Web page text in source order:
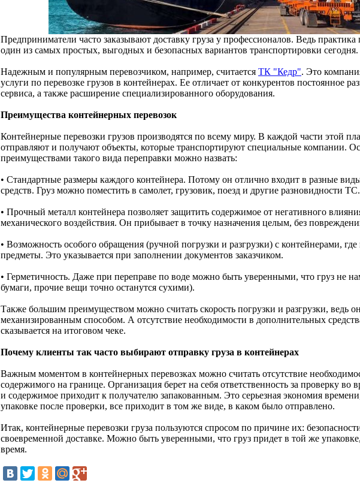
Предприниматели часто заказывают доставку груза у профессионалов. Ведь практика
один из самых простых, выгодных и безопасных вариантов транспортировки сегодня.
Надежным и популярным перевозчиком, например, считается ТК "Кедр". Это
услуги по перевозке грузов в контейнерах. Ее отличает от конкурентов постоянное
сервиса, а также расширение специализированного оборудования.
Преимущества контейнерных перевозок
Контейнерные перевозки грузов производятся по всему миру. В каждой части этой
отправляют и получают объекты, которые транспортируют специальные компании.
преимуществами такого вида переправки можно назвать:
• Стандартные размеры каждого контейнера. Потому он отлично входит в разные
средств. Груз можно поместить в самолет, грузовик, поезд и другие разновидности ТС.
• Прочный металл контейнера позволяет защитить содержимое от негативного
механического воздействия. Он прибывает в точку назначения целым, без
• Возможность особого обращения (ручной погрузки и разгрузки) с контейнерами, где
предметы. Это указывается при заполнении документов заказчиком.
• Герметичность. Даже при переправе по воде можно быть уверенными, что груз не
бумаги, прочие вещи точно останутся сухими).
Также большим преимуществом можно считать скорость погрузки и разгрузки, ведь
механизированным способом. А отсутствие необходимости в дополнительных
сказывается на итоговом чеке.
Почему клиенты так часто выбирают отправку груза в контейнерах
Важным моментом в контейнерных перевозках можно считать отсутствие
содержимого на границе. Организация берет на себя ответственность за проверку во
и содержимое приходит к получателю запакованным. Это серьезная экономия
упаковке после проверки, все приходит в том же виде, в каком было отправлено.
Итак, контейнерные перевозки груза пользуются спросом по причине их:
своевременной доставке. Можно быть уверенными, что груз придет в той же
время.